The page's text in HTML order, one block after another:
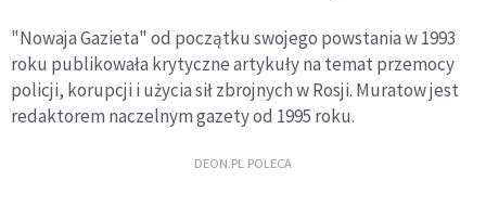
"Nowaja Gazieta" od początku swojego powstania w 1993
roku publikowała krytyczne artykuły na temat przemocy
policji, korupcji i użycia sił zbrojnych w Rosji. Muratow jest
redaktorem naczelnym gazety od 1995 roku.
DEON.PL POLECA